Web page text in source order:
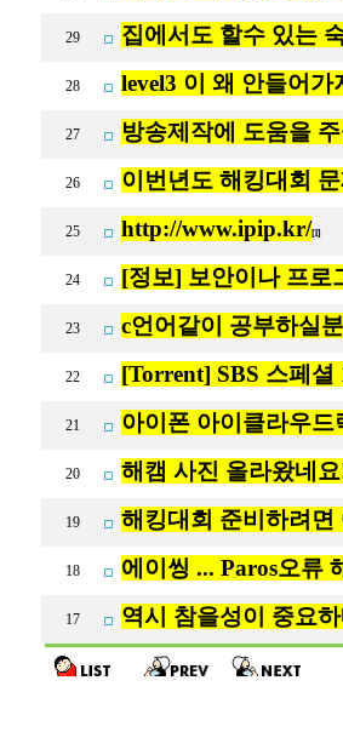
29 집에서도 할수 있는
28 level3 이 왜 안들어가
27 방송제작에 도움을
26 이번년도 해킹대회
25 http://www.ipip.kr/[1]
24 [정보] 보안이나 프로
23 c언어같이 공부하실분
22 [Torrent] SBS 스페
21 아이폰 아이클라우
20 해캠 사진 올라왔네
19 해킹대회 준비하려면
18 에이씽 ... Paros오류
17 역시 참을성이 중요